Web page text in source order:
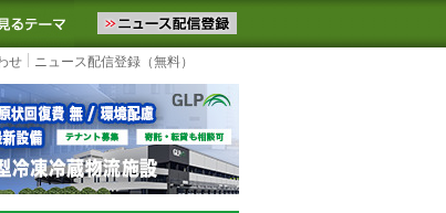
お届けします。物流ニュースメール配信を登録す
入りに追加 よく見るテーマ
せ ニュース配信登録（無料）